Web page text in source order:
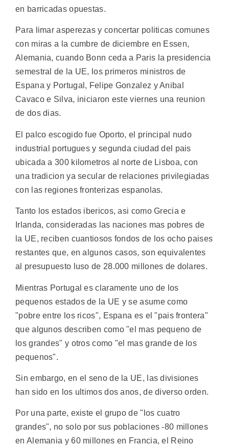
en barricadas opuestas.
Para limar asperezas y concertar politicas comunes
con miras a la cumbre de diciembre en Essen,
Alemania, cuando Bonn ceda a Paris la presidencia
semestral de la UE, los primeros ministros de
Espana y Portugal, Felipe Gonzalez y Anibal
Cavaco e Silva, iniciaron este viernes una reunion
de dos dias.
El palco escogido fue Oporto, el principal nudo
industrial portugues y segunda ciudad del pais
ubicada a 300 kilometros al norte de Lisboa, con
una tradicion ya secular de relaciones privilegiadas
con las regiones fronterizas espanolas.
Tanto los estados ibericos, asi como Grecia e
Irlanda, consideradas las naciones mas pobres de
la UE, reciben cuantiosos fondos de los ocho paises
restantes que, en algunos casos, son equivalentes
al presupuesto luso de 28.000 millones de dolares.
Mientras Portugal es claramente uno de los
pequenos estados de la UE y se asume como
"pobre entre los ricos", Espana es el "pais frontera"
que algunos describen como "el mas pequeno de
los grandes" y otros como "el mas grande de los
pequenos".
Sin embargo, en el seno de la UE, las divisiones
han sido en los ultimos dos anos, de diverso orden.
Por una parte, existe el grupo de "los cuatro
grandes", no solo por sus poblaciones -80 millones
en Alemania y 60 millones en Francia, el Reino